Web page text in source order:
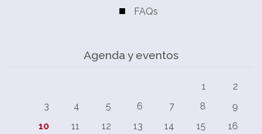
FAQs
Agenda y eventos
1
2
3
4 5 6 7 8
9
10
11 12 13 14 15
16